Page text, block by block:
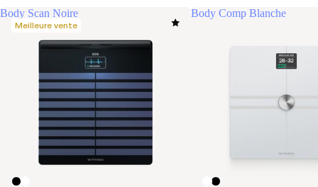
Body Scan Noire
Meilleure vente
Body Comp Blanche